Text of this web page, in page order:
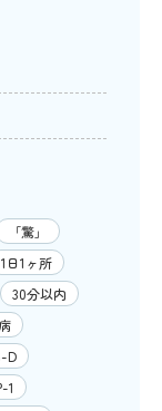
「驚」
1日1ヶ所
30分以内
D
1